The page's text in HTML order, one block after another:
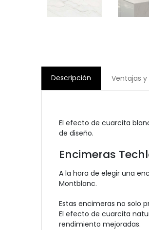
Descripción Ventajas
El efecto de cuarcita
de diseño.
Encimeras
A la hora de elegir una
Montblanc.
Estas encimeras no solo
El efecto de cuarcita
rendimiento mejoradas.